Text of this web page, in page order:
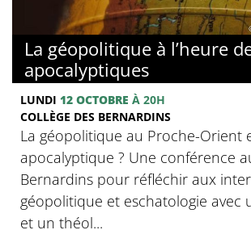
La géopolitique à l’heure
apocalyptiques
LUNDI 12 OCTOBRE À 20H
COLLÈGE DES BERNARDINS
La géopolitique au Proche-Orient
apocalyptique ? Une conférence
Bernardins pour réfléchir aux
géopolitique et eschatologie avec
et un théol...